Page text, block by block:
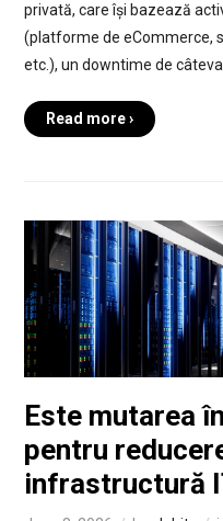
privată, care își bazează
(platforme de eCommerce,
etc.), un downtime de
Read more ›
Este mutarea
pentru
infrastructură